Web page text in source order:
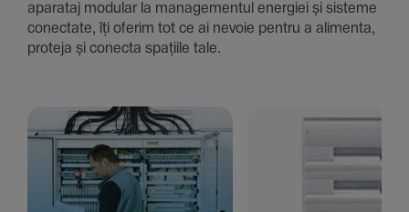
aparataj modular la managementul energiei și sisteme
conec­tate, îți oferim tot ce ai nevoie pentru a alimenta,
proteja și conecta spațiile tale.